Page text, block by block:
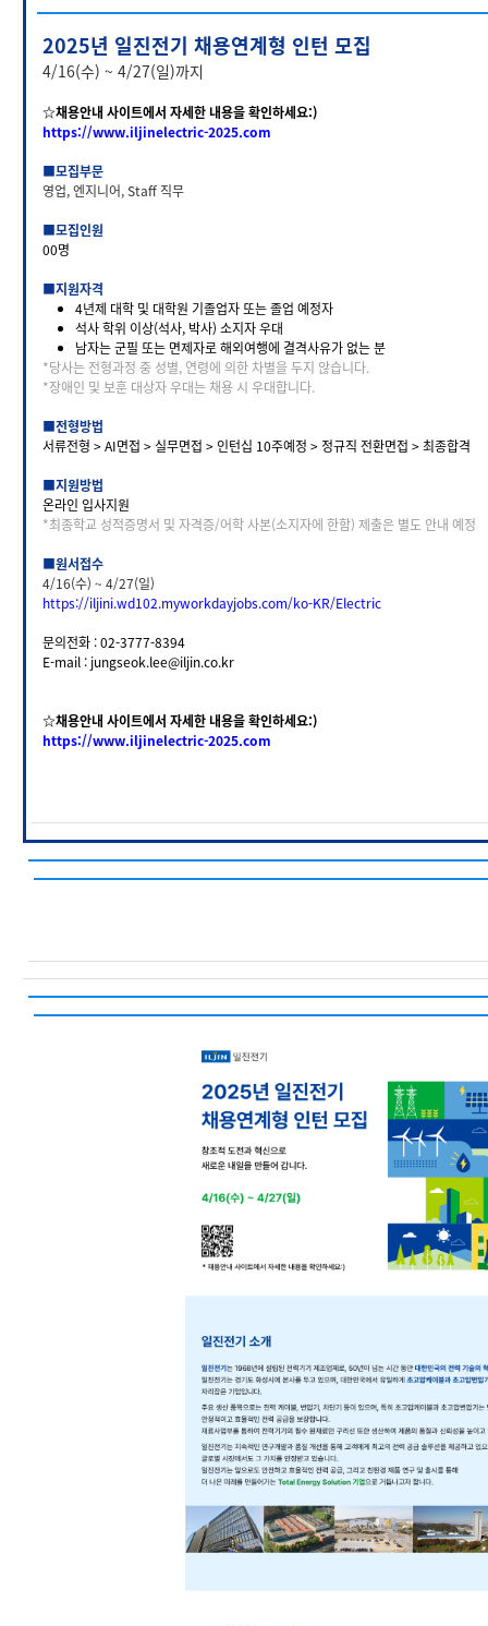
2025년 일진전기 채용연계형 인턴 모집
4/16(수) ~ 4/27(일)까지
☆채용안내 사이트에서 자세한 내용을 확인하세요:)
https://www.iljinelectric-2025.com
■모집부문
영업, 엔지니어, Staff 직무
■모집인원
00명
■지원자격
4년제 대학 및 대학원 기졸업자 또는 졸업 예정자
석사 학위 이상(석사, 박사) 소지자 우대
남자는 군필 또는 면제자로 해외여행에 결격사유가 없는 분
*당사는 전형과정 중 성별, 연령에 의한 차별을 두지 않습니다.
*장애인 및 보훈 대상자 우대는 채용 시 우대합니다.
■전형방법
서류전형 > AI면접 > 실무면접 > 인턴십 10주예정 > 정규직 전환면접 > 최종합격
■지원방법
온라인 입사지원
*최종학교 성적증명서 및 자격증/어학 사본(소지자에 한함) 제출은 별도 안내 예정
■원서접수
4/16(수) ~ 4/27(일)
https://iljini.wd102.myworkdayjobs.com/ko-KR/Electric
문의전화 : 02-3777-8394
E-mail : jungseok.lee@iljin.co.kr
☆채용안내 사이트에서 자세한 내용을 확인하세요:)
https://www.iljinelectric-2025.com